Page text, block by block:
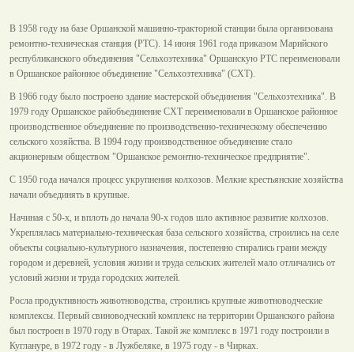
В 1958 году на базе Оршанской машинно-тракторной станции была организована
ремонтно-техническая станция (РТС). 14 июня 1961 года приказом Марийского
республиканского объединения "Сельхозтехника" Оршанскую РТС переименовали
в Оршанское районное объединение "Сельхозтехника" (СХТ).
В 1966 году было построено здание мастерской объединения "Сельхозтехника". В
1979 году Оршанское райобъединение СХТ переименовали в Оршанское районное
производственное объединение по производственно-техническому обеспечению
сельского хозяйства. В 1994 году производственное объединение стало
акционерным обществом "Оршанское ремонтно-техническое предприятие".
С 1950 года начался процесс укрупнения колхозов. Мелкие крестьянские хозяйства
начали объединять в крупные.
Начиная с 50-х, и вплоть до начала 90-х годов шло активное развитие колхозов.
Укреплялась материально-техническая база сельского хозяйства, строились на селе
объекты социально-культурного назначения, постепенно стирались грани между
городом и деревней, условия жизни и труда сельских жителей мало отличались от
условий жизни и труда городских жителей.
Росла продуктивность животноводства, строились крупные животноводческие
комплексы. Первый свиноводческий комплекс на территории Оршанского района
был построен в 1970 году в Отарах. Такой же комплекс в 1971 году построили в
Куглануре, в 1972 году - в Лужбеляке, в 1975 году - в Чирках.